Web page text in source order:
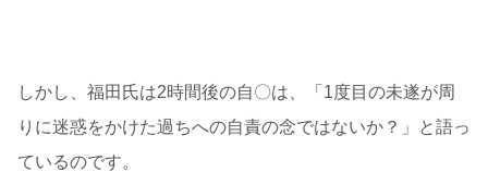
しかし、福田氏は2時間後の自〇は、「1度目の未遂が周
りに迷惑をかけた過ちへの自責の念ではないか？」と語っ
ているのです。